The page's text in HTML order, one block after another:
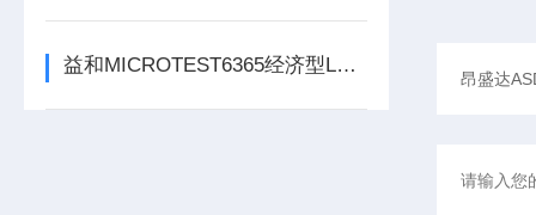
益和MICROTEST6365经济型LCR测试仪